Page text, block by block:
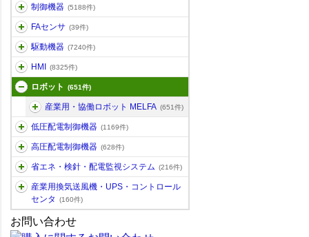
制御機器 (5188件)
FAセンサ (39件)
駆動機器 (7240件)
HMI (8325件)
ロボット (651件)
産業用・協働ロボット MELFA (651件)
低圧配電制御機器 (1169件)
高圧配電制御機器 (628件)
省エネ・検針・配電監視システム (216件)
産業用換気送風機・UPS・コントロール
センタ
(160件)
お問い合わせ